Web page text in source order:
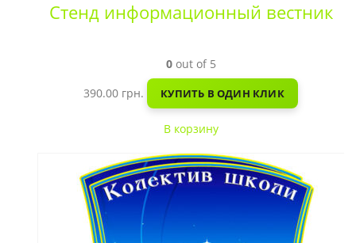
Стенд информационный вестник
0out of 5
390.00 грн. КУПИТЬ В ОДИН КЛИК
В корзину